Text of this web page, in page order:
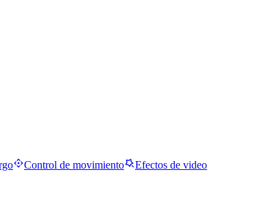
Control de movimiento Efectos de video